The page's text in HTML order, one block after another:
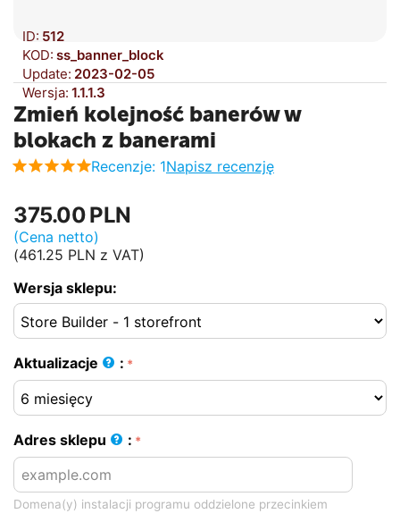
ID: 512
KOD: ss_banner_block
Update: 2023-02-05
Wersja: 1.1.1.3
Zmień kolejność banerów w
blokach z banerami
Recenzje: 1Napisz recenzję
375.00PLN
(Cena netto)
(461.25 PLN z VAT)
Wersja sklepu:
Aktualizacje :
Adres sklepu :
Domena(y) instalacji programu oddzielone przecinkiem